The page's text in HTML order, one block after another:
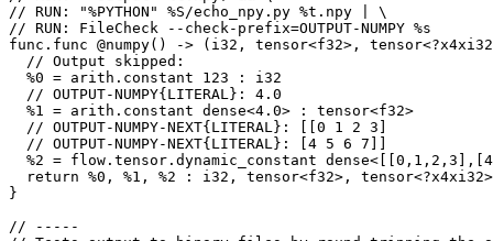
// RUN: "%PYTHON" %S/echo_npy.py %t.npy | \
// RUN: FileCheck --check-prefix=OUTPUT-NUMPY %s
func.func @numpy() -> (i32, tensor<f32>,
  // Output skipped:
  %0 = arith.constant 123 : i32
  // OUTPUT-NUMPY{LITERAL}: 4.0
  %1 = arith.constant dense<4.0> : tensor<f32>
  // OUTPUT-NUMPY-NEXT{LITERAL}: [[0 1 2 3]
  // OUTPUT-NUMPY-NEXT{LITERAL}: [4 5 6 7]]
%2 = flow.tensor.dynamic_constant
  return %0, %1, %2 : i32, tensor<f32>, tensor<?x4xi32>
}
// -----